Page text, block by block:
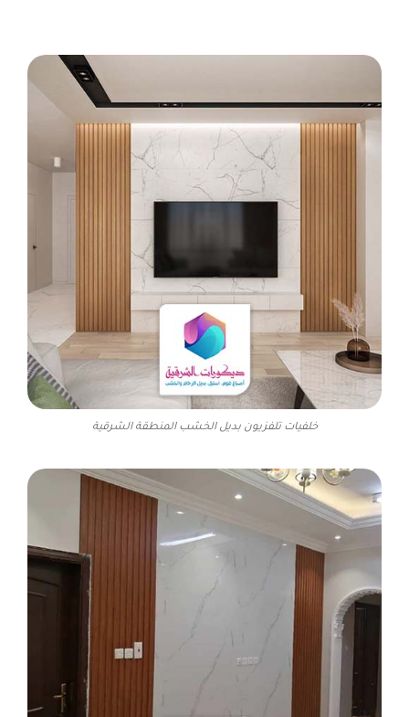
خلفيات تلفزيون بديل الخشب المنطقة الشرقية